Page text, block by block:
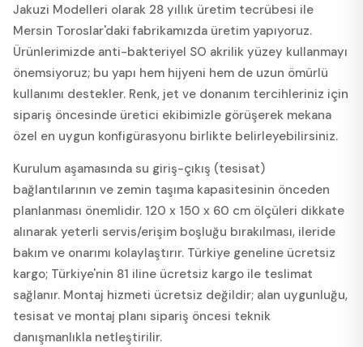
Jakuzi Modelleri olarak 28 yıllık üretim tecrübesi ile
Mersin Toroslar'daki fabrikamızda üretim yapıyoruz.
Ürünlerimizde anti-bakteriyel SO akrilik yüzey kullanmayı
önemsiyoruz; bu yapı hem hijyeni hem de uzun ömürlü
kullanımı destekler. Renk, jet ve donanım tercihleriniz için
sipariş öncesinde üretici ekibimizle görüşerek mekana
özel en uygun konfigürasyonu birlikte belirleyebilirsiniz.
Kurulum aşamasında su giriş-çıkış (tesisat)
bağlantılarının ve zemin taşıma kapasitesinin önceden
planlanması önemlidir. 120 x 150 x 60 cm ölçüleri dikkate
alınarak yeterli servis/erişim boşluğu bırakılması, ileride
bakım ve onarımı kolaylaştırır. Türkiye geneline ücretsiz
kargo; Türkiye'nin 81 iline ücretsiz kargo ile teslimat
sağlanır. Montaj hizmeti ücretsiz değildir; alan uygunluğu,
tesisat ve montaj planı sipariş öncesi teknik
danışmanlıkla netleştirilir.